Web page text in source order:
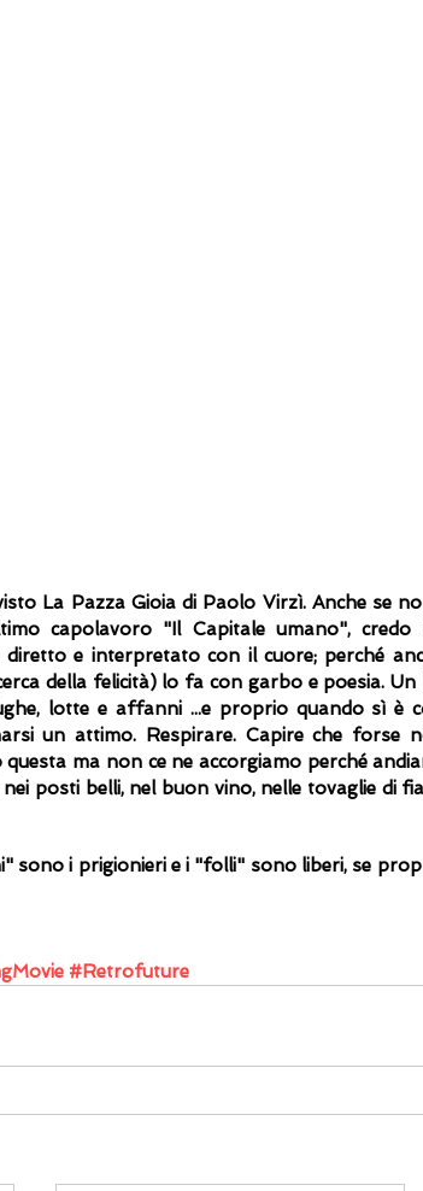
La Pazza Gioia di Paolo Virzì. Anche se
capolavoro "Il Capitale umano", credo
diretto e interpretato con il cuore; perché
della felicità) lo fa con garbo e poesia.
lotte e affanni ...e proprio quando sì è
un attimo. Respirare. Capire che forse
ma non ce ne accorgiamo perché
posti belli, nel buon vino, nelle tovaglie di
sono i prigionieri e i "folli" sono liberi, se
#Retrofuture